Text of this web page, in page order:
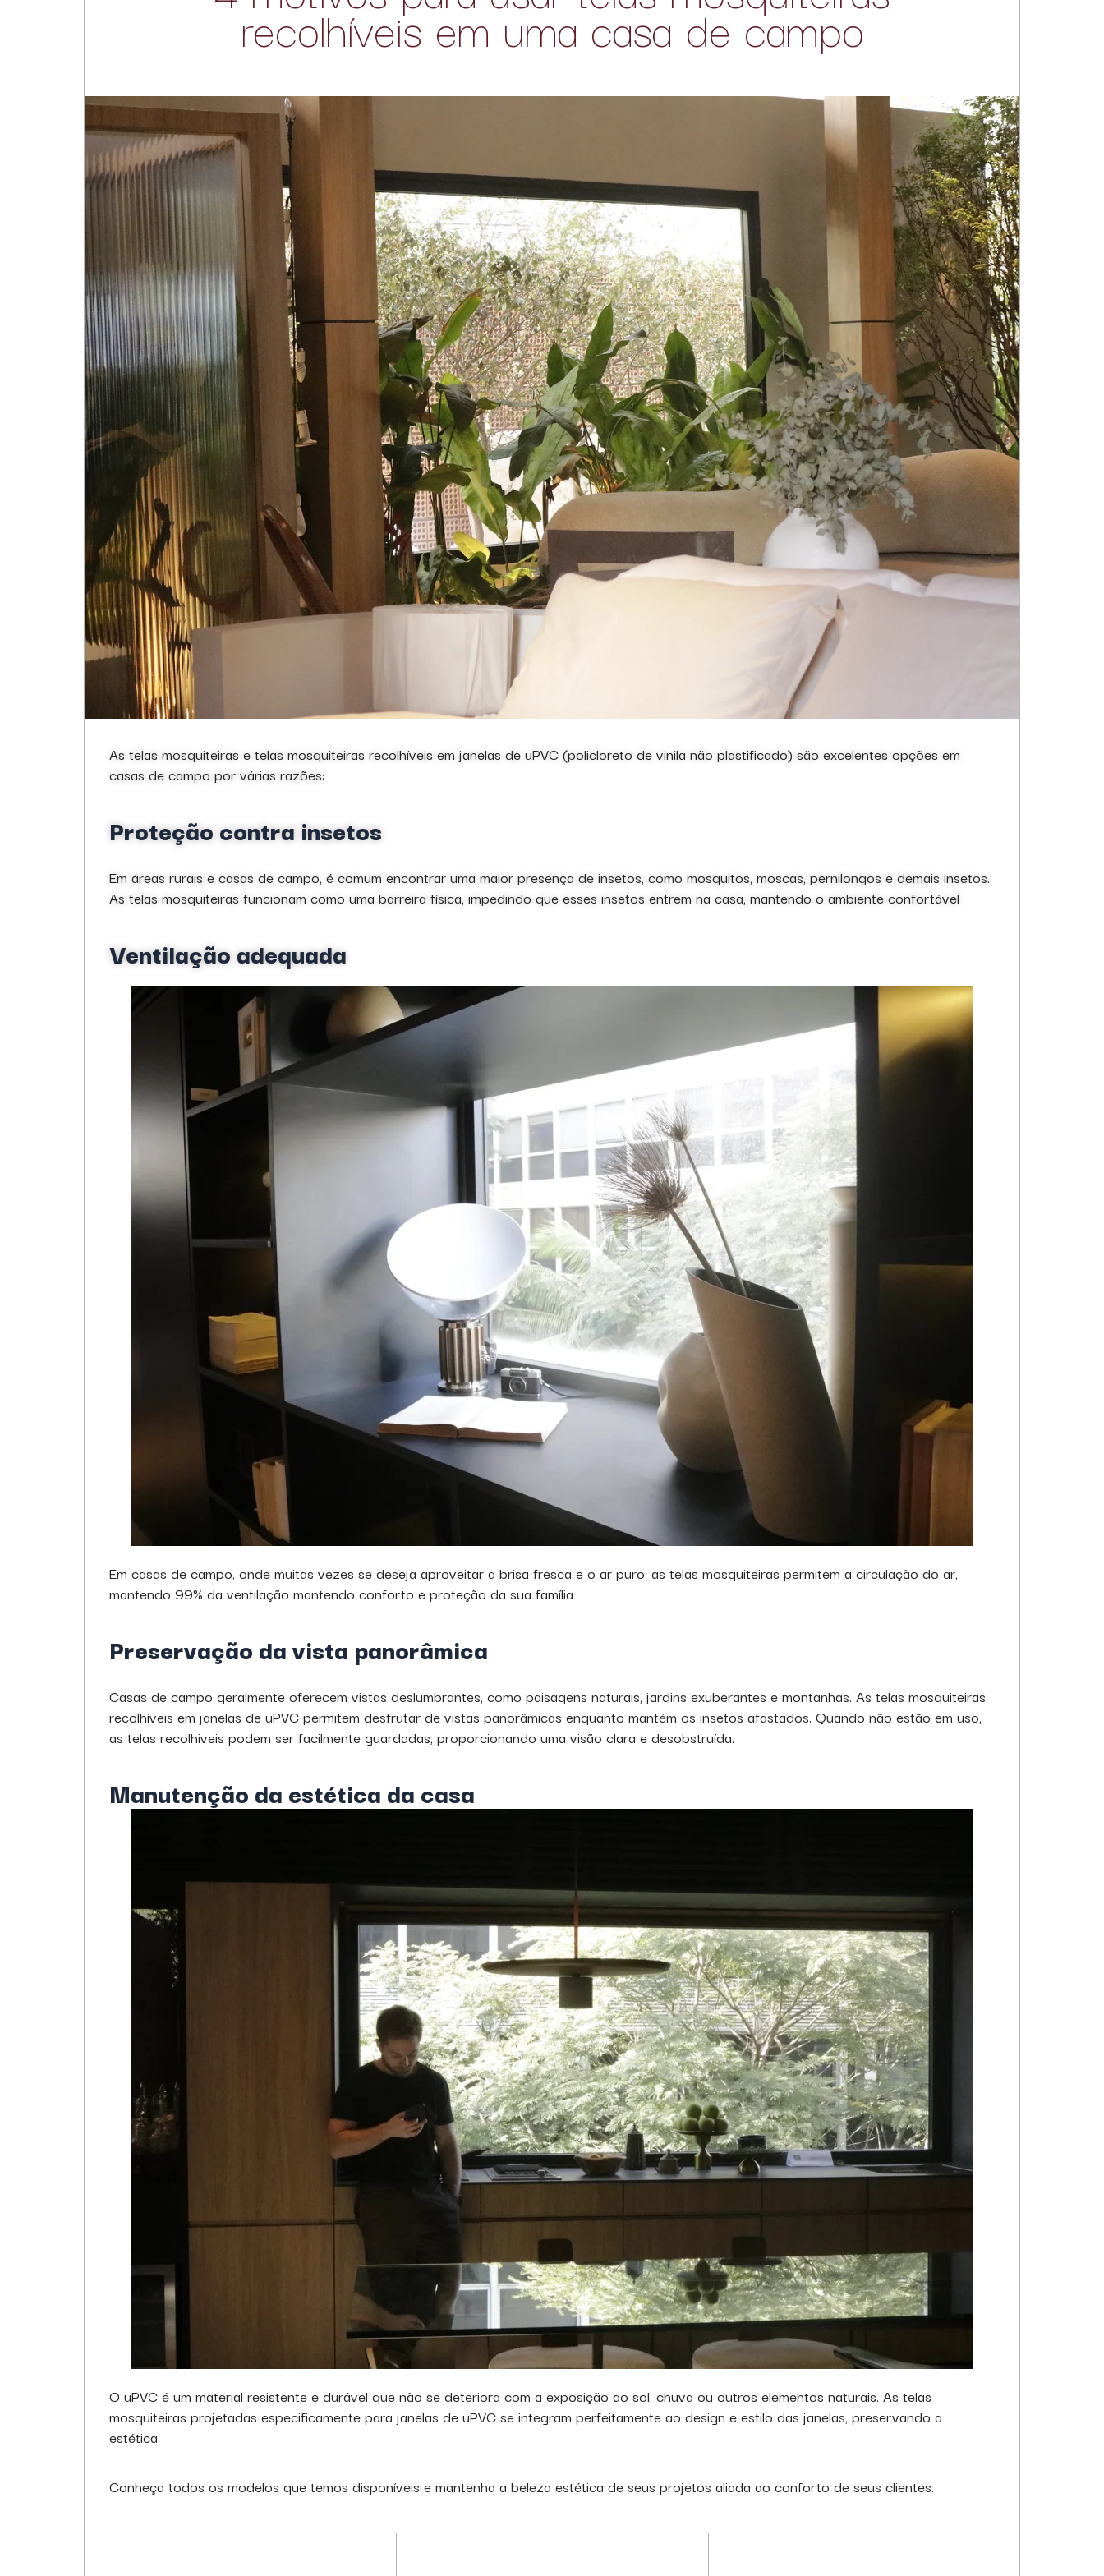
recolhíveis em uma casa de campo
As telas mosquiteiras e telas mosquiteiras recolhíveis em janelas de uPVC (policloreto de vinila não plastificado) são excelentes opções em
casas de campo por várias razões:
Proteção contra insetos
Em áreas rurais e casas de campo, é comum encontrar uma maior presença de insetos, como mosquitos, moscas, pernilongos e demais insetos.
As telas mosquiteiras funcionam como uma barreira física, impedindo que esses insetos entrem na casa, mantendo o ambiente confortável
Ventilação adequada
Em casas de campo, onde muitas vezes se deseja aproveitar a brisa fresca e o ar puro, as telas mosquiteiras permitem a circulação do ar,
mantendo 99% da ventilação mantendo conforto e proteção da sua família
Preservação da vista panorâmica
Casas de campo geralmente oferecem vistas deslumbrantes, como paisagens naturais, jardins exuberantes e montanhas. As telas mosquiteiras
recolhíveis em janelas de uPVC permitem desfrutar de vistas panorâmicas enquanto mantém os insetos afastados. Quando não estão em uso,
as telas recolhiveis podem ser facilmente guardadas, proporcionando uma visão clara e desobstruída.
Manutenção da estética da casa
O uPVC é um material resistente e durável que não se deteriora com a exposição ao sol, chuva ou outros elementos naturais. As telas
mosquiteiras projetadas especificamente para janelas de uPVC se integram perfeitamente ao design e estilo das janelas, preservando a
estética.
Conheça todos os modelos que temos disponíveis e mantenha a beleza estética de seus projetos aliada ao conforto de seus clientes.